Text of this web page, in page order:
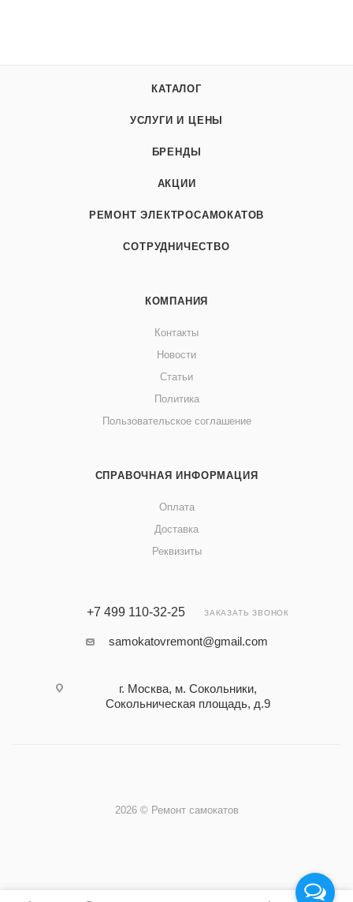
КАТАЛОГ
УСЛУГИ И ЦЕНЫ
БРЕНДЫ
АКЦИИ
РЕМОНТ ЭЛЕКТРОСАМОКАТОВ
СОТРУДНИЧЕСТВО
КОМПАНИЯ
Контакты
Новости
Статьи
Политика
Пользовательское соглашение
СПРАВОЧНАЯ ИНФОРМАЦИЯ
Оплата
Доставка
Реквизиты
+7 499 110-32-25 ЗАКАЗАТЬ ЗВОНОК
samokatovremont@gmail.com
г. Москва, м. Сокольники,
Сокольническая площадь, д.9
2026 © Ремонт самокатов